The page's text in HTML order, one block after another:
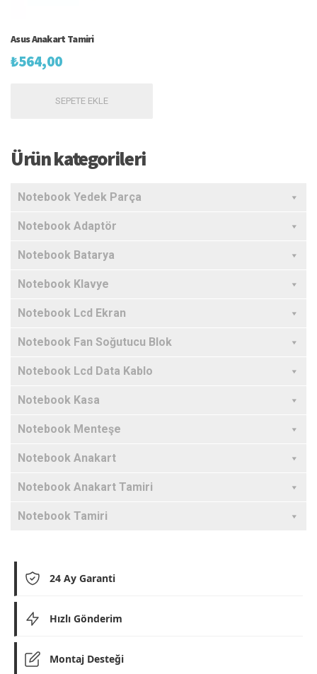
Asus Anakart Tamiri
₺564,00
SEPETE EKLE
Ürün kategorileri
Notebook Yedek Parça
Notebook Adaptör
Notebook Batarya
Notebook Klavye
Notebook Lcd Ekran
Notebook Fan Soğutucu Blok
Notebook Lcd Data Kablo
Notebook Kasa
Notebook Menteşe
Notebook Anakart
Notebook Anakart Tamiri
Notebook Tamiri
24 Ay Garanti
Hızlı Gönderim
Montaj Desteği